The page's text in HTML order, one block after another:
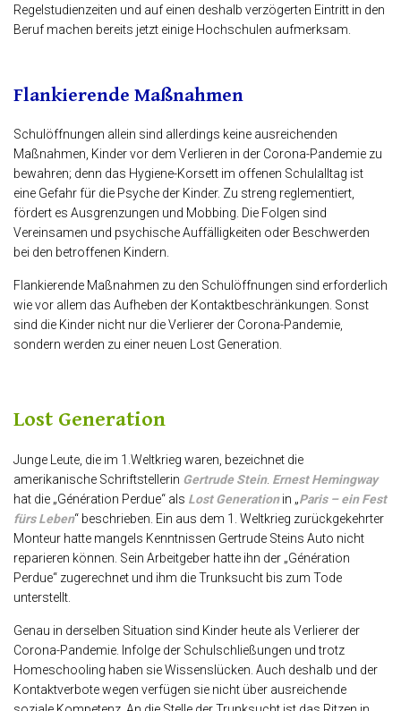
Regelstudienzeiten und auf einen deshalb verzögerten Eintritt in den
Beruf machen bereits jetzt einige Hochschulen aufmerksam.
Flankierende Maßnahmen
Schulöffnungen allein sind allerdings keine ausreichenden
Maßnahmen, Kinder vor dem Verlieren in der Corona-Pandemie zu
bewahren; denn das Hygiene-Korsett im offenen Schulalltag ist
eine Gefahr für die Psyche der Kinder. Zu streng reglementiert,
fördert es Ausgrenzungen und Mobbing. Die Folgen sind
Vereinsamen und psychische Auffälligkeiten oder Beschwerden
bei den betroffenen Kindern.
Flankierende Maßnahmen zu den Schulöffnungen sind erforderlich
wie vor allem das Aufheben der Kontaktbeschränkungen. Sonst
sind die Kinder nicht nur die Verlierer der Corona-Pandemie,
sondern werden zu einer neuen Lost Generation.
Lost Generation
Junge Leute, die im 1.Weltkrieg waren, bezeichnet die
amerikanische Schriftstellerin Gertrude Stein. Ernest Hemingway
hat die „Génération Perdue“ als Lost Generationin „Paris – ein Fest
fürs Leben“ beschrieben. Ein aus dem 1. Weltkrieg zurückgekehrter
Monteur hatte mangels Kenntnissen Gertrude Steins Auto nicht
reparieren können. Sein Arbeitgeber hatte ihn der „Génération
Perdue“ zugerechnet und ihm die Trunksucht bis zum Tode
unterstellt.
Genau in derselben Situation sind Kinder heute als Verlierer der
Corona-Pandemie. Infolge der Schulschließungen und trotz
Homeschooling haben sie Wissenslücken. Auch deshalb und der
Kontaktverbote wegen verfügen sie nicht über ausreichende